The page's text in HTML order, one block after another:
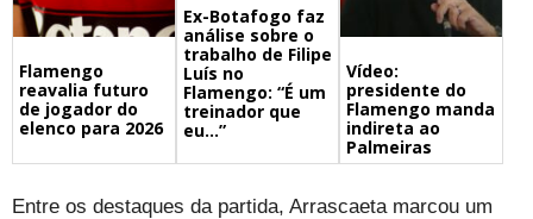
Flamengo
reavalia futuro
de jogador do
elenco para 2026
Ex-Botafogo faz
análise sobre o
trabalho de Filipe
Luís no
Flamengo: “É um
treinador que
eu…”
Vídeo:
presidente do
Flamengo manda
indireta ao
Palmeiras
Entre os destaques da partida, Arrascaeta marcou um